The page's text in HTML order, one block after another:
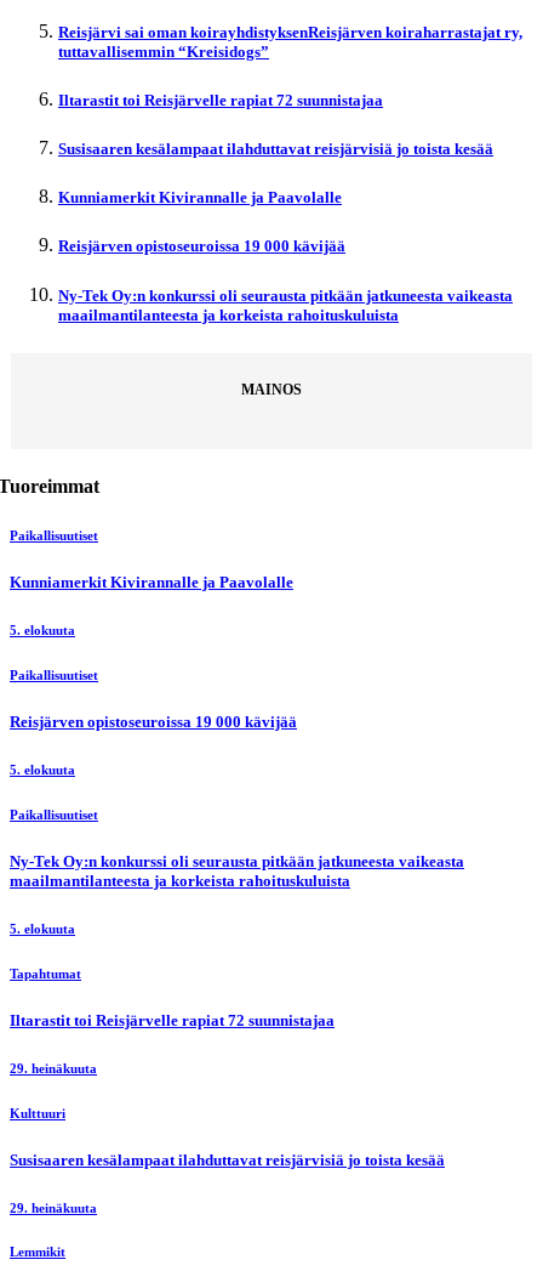
Reisjärvi sai oman koirayhdistyksenReisjärven koiraharrastajat ry,
tuttavallisemmin “Kreisidogs”
Iltarastit toi Reisjärvelle rapiat 72 suunnistajaa
Susisaaren kesälampaat ilahduttavat reisjärvisiä jo toista kesää
Kunniamerkit Kivirannalle ja Paavolalle
Reisjärven opistoseuroissa 19 000 kävijää
Ny-Tek Oy:n konkurssi oli seurausta pitkään jatkuneesta vaikeasta
maailmantilanteesta ja korkeista rahoituskuluista
MAINOS
Paikallisuutiset
Kunniamerkit Kivirannalle ja Paavolalle
5. elokuuta
Paikallisuutiset
Reisjärven opistoseuroissa 19 000 kävijää
5. elokuuta
Paikallisuutiset
Ny-Tek Oy:n konkurssi oli seurausta pitkään jatkuneesta vaikeasta
maailmantilanteesta ja korkeista rahoituskuluista
5. elokuuta
Tapahtumat
Iltarastit toi Reisjärvelle rapiat 72 suunnistajaa
29. heinäkuuta
Kulttuuri
Susisaaren kesälampaat ilahduttavat reisjärvisiä jo toista kesää
29. heinäkuuta
Lemmikit